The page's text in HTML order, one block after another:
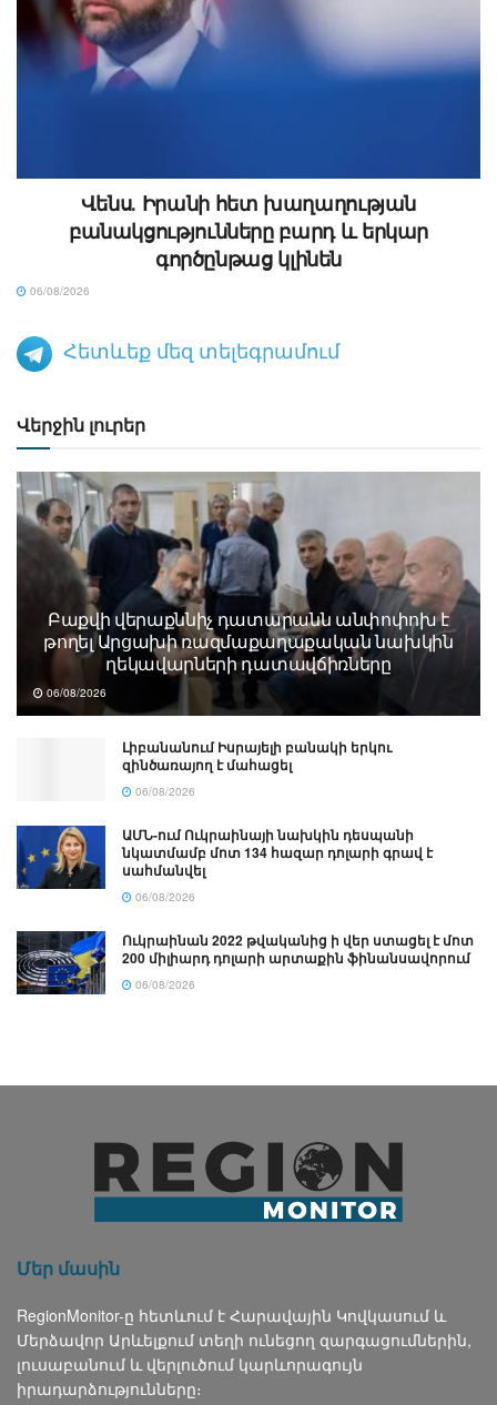
Վենս․ Իրանի հետ խաղաղության
բանակցությունները բարդ և երկար
գործընթաց կլինեն
06/08/2026
Հետևեք մեզ տելեգրամում
Վերջին լուրեր
Բաքվի վերաքննիչ դատարանն անփոփոխ է
թողել Արցախի ռազմաքաղաքական նախկին
ղեկավարների դատավճիռները
06/08/2026
Լիբանանում Իսրայելի բանակի երկու
զինծառայող է մահացել
06/08/2026
ԱՄՆ-ում Ուկրաինայի նախկին դեսպանի
նկատմամբ մոտ 134 հազար դոլարի գրավ է
սահմանվել
06/08/2026
Ուկրաինան 2022 թվականից ի վեր ստացել է մոտ
200 միլիարդ դոլարի արտաքին ֆինանսավորում
06/08/2026
Մեր մասին
RegionMonitor-ը հետևում է Հարավային Կովկասում և
Մերձավոր Արևելքում տեղի ունեցող զարգացումներին,
լուսաբանում և վերլուծում կարևորագույն
իրադարձությունները։